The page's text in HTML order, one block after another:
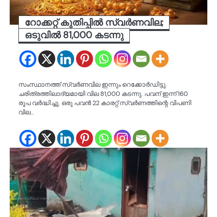
റോക്കറ്റ് കുതിപ്പിൽ സ്വർണവില;
ഒടുവിൽ 81,000 കടന്നു
സംസ്ഥാനത്ത് സ്വർണവില ഇന്നും റെക്കോർഡിട്ടു.
ചരിത്രത്തിലാദ്യമായി വില 81,000 കടന്നു. പവന് ഇന്ന് 160
രൂപ വർദ്ധിച്ചു. ഒരു പവൻ 22 കാരറ്റ് സ്വർണത്തിന്റെ വിപണി
വില…